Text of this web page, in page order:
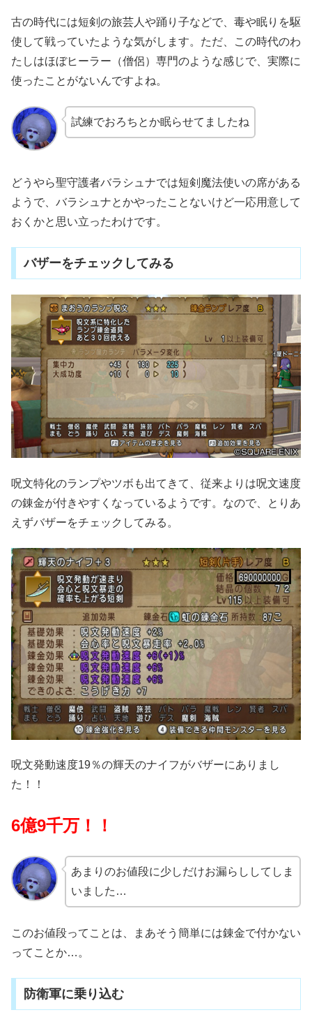
古の時代には短剣の旅芸人や踊り子などで、毒や眠りを駆
使して戦っていたような気がします。ただ、この時代のわ
たしはほぼヒーラー（僧侶）専門のような感じで、実際に
使ったことがないんですよね。
試練でおろちとか眠らせてましたね
どうやら聖守護者バラシュナでは短剣魔法使いの席がある
ようで、バラシュナとかやったことないけど一応用意して
おくかと思い立ったわけです。
バザーをチェックしてみる
呪文特化のランプやツボも出てきて、従来よりは呪文速度
の錬金が付きやすくなっているようです。なので、とりあ
えずバザーをチェックしてみる。
呪文発動速度19％の輝天のナイフがバザーにありまし
た！！
6億9千万！！
あまりのお値段に少しだけお漏らししてしま
いました…
このお値段ってことは、まあそう簡単には錬金で付かない
ってことか…。
防衛軍に乗り込む